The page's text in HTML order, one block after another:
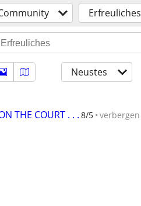
Erfreuliches
Neustes
THE COURT . . . 8/5 verbergen